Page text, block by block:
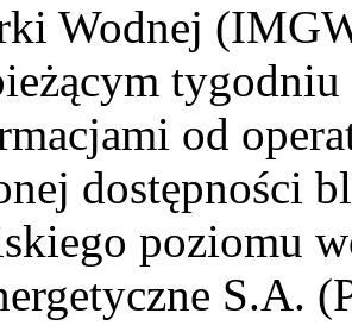
Wodnej
tygodniu
od
dostępności
poziomu
S.A.